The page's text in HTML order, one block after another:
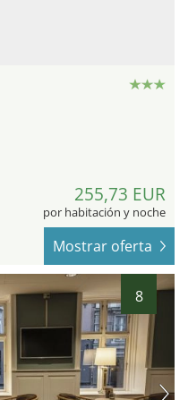
255,73 EUR
por habitación y noche
Mostrar oferta
8